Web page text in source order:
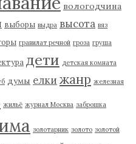
вологодчина
выборы выдра высота вяз
гравилат речной гроза груша
дети детская комната
думы елки жанр железная
жильё журнал Москва заброшка
золотарник золото золотой